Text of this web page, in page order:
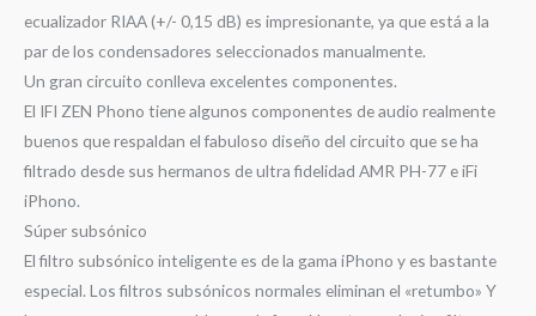
ecualizador RIAA (+/- 0,15 dB) es impresionante, ya que está a la
par de los condensadores seleccionados manualmente.
Un gran circuito conlleva excelentes componentes.
El IFI ZEN Phono tiene algunos componentes de audio realmente
buenos que respaldan el fabuloso diseño del circuito que se ha
filtrado desde sus hermanos de ultra fidelidad AMR PH-77 e iFi
iPhono.
Súper subsónico
El filtro subsónico inteligente es de la gama iPhono y es bastante
especial. Los filtros subsónicos normales eliminan el «retumbo» Y